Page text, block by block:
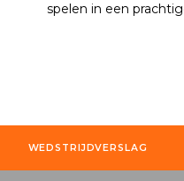
spelen in een
WEDSTRIJDVERSLAG